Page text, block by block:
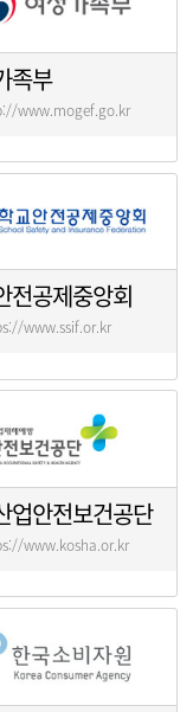
족부
www.mogef.go.kr
전공제중앙회
www.ssif.or.kr
업안전보건공단
www.kosha.or.kr